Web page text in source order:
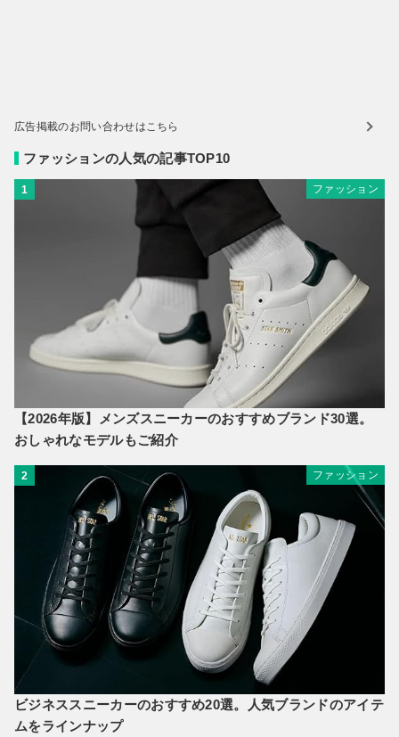
広告掲載のお問い合わせはこちら
ファッションの人気の記事TOP10
1 ファッション
【2026年版】メンズスニーカーのおすすめブランド30選。
おしゃれなモデルもご紹介
2 ファッション
ビジネススニーカーのおすすめ20選。人気ブランドのアイテ
ムをラインナップ